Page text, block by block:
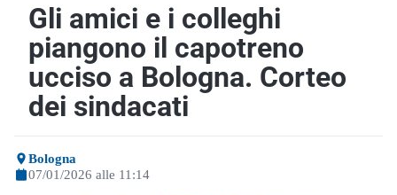
Gli amici e i colleghi
piangono il capotreno
ucciso a Bologna. Corteo
dei sindacati
Bologna
07/01/2026 alle 11:14